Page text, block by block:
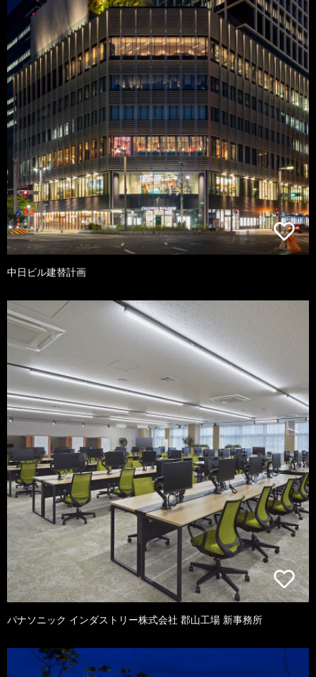
中日ビル建替計画
パナソニック インダストリー株式会社 郡山工場 新事務所